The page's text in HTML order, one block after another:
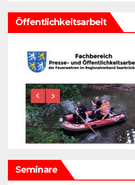
Öffentlichkeitsarbeit
Seminare